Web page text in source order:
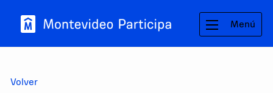
Menú
Volver